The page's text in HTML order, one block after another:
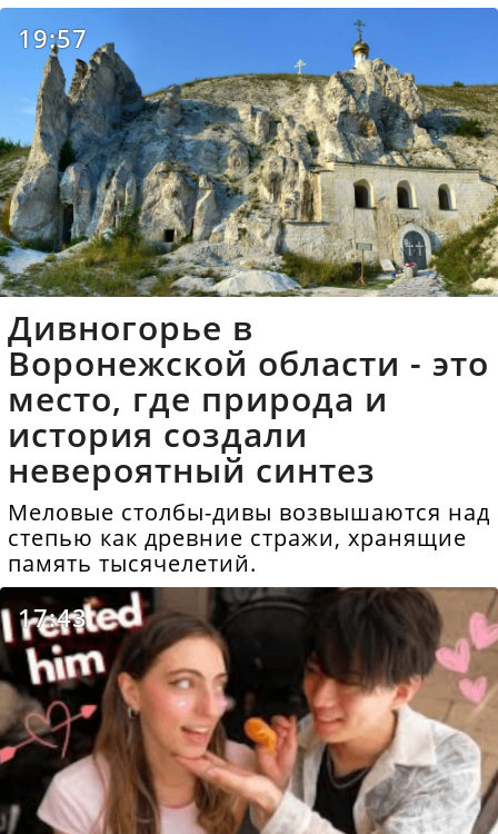
19:57
Дивногорье в
Воронежской области - это
место, где природа и
история создали
невероятный синтез
Меловые столбы-дивы возвышаются над
степью как древние стражи, хранящие
память тысячелетий.
17:43